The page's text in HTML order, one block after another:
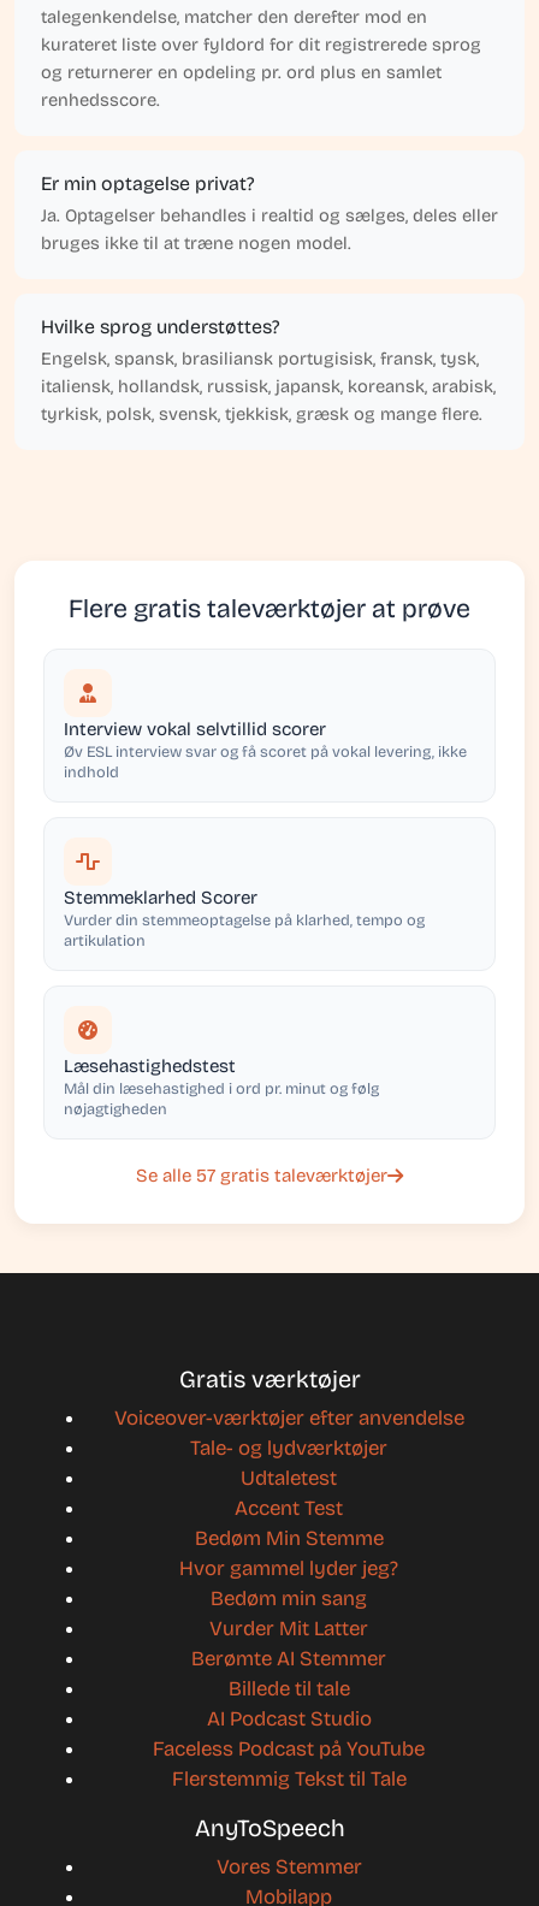
talegenkendelse, matcher den derefter mod en
kurateret liste over fyldord for dit registrerede sprog
og returnerer en opdeling pr. ord plus en samlet
renhedsscore.
Er min optagelse privat?
Ja. Optagelser behandles i realtid og sælges, deles eller
bruges ikke til at træne nogen model.
Hvilke sprog understøttes?
Engelsk, spansk, brasiliansk portugisisk, fransk, tysk,
italiensk, hollandsk, russisk, japansk, koreansk, arabisk,
tyrkisk, polsk, svensk, tjekkisk, græsk og mange flere.
Flere gratis taleværktøjer at prøve
Interview vokal selvtillid scorer
Øv ESL interview svar og få scoret på vokal levering, ikke
indhold
Stemmeklarhed Scorer
Vurder din stemmeoptagelse på klarhed, tempo og
artikulation
Læsehastighedstest
Mål din læsehastighed i ord pr. minut og følg
nøjagtigheden
Se alle 57 gratis taleværktøjer
Gratis værktøjer
Voiceover-værktøjer efter anvendelse
Tale- og lydværktøjer
Udtaletest
Accent Test
Bedøm Min Stemme
Hvor gammel lyder jeg?
Bedøm min sang
Vurder Mit Latter
Berømte AI Stemmer
Billede til tale
AI Podcast Studio
Faceless Podcast på YouTube
Flerstemmig Tekst til Tale
AnyToSpeech
Vores Stemmer
Mobilapp